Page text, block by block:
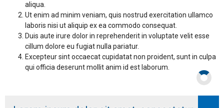
aliqua.
Ut enim ad minim veniam, quis nostrud exercitation ullamco
laboris nisi ut aliquip ex ea commodo consequat.
Duis aute irure dolor in reprehenderit in voluptate velit esse
cillum dolore eu fugiat nulla pariatur.
Excepteur sint occaecat cupidatat non proident, sunt in culpa
qui officia deserunt mollit anim id est laborum.